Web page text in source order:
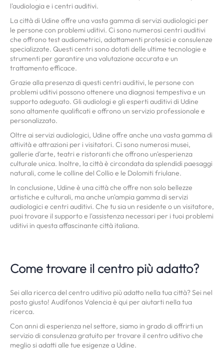
l'audiologia e i centri auditivi.
La città di Udine offre una vasta gamma di servizi audiologici per
le persone con problemi uditivi. Ci sono numerosi centri auditivi
che offrono test audiometrici, adattamenti protesici e consulenze
specializzate. Questi centri sono dotati delle ultime tecnologie e
strumenti per garantire una valutazione accurata e un
trattamento efficace.
Grazie alla presenza di questi centri auditivi, le persone con
problemi uditivi possono ottenere una diagnosi tempestiva e un
supporto adeguato. Gli audiologi e gli esperti auditivi di Udine
sono altamente qualificati e offrono un servizio professionale e
personalizzato.
Oltre ai servizi audiologici, Udine offre anche una vasta gamma di
attività e attrazioni per i visitatori. Ci sono numerosi musei,
gallerie d'arte, teatri e ristoranti che offrono un'esperienza
culturale unica. Inoltre, la città è circondata da splendidi paesaggi
naturali, come le colline del Collio e le Dolomiti friulane.
In conclusione, Udine è una città che offre non solo bellezze
artistiche e culturali, ma anche un'ampia gamma di servizi
audiologici e centri auditivi. Che tu sia un residente o un visitatore,
puoi trovare il supporto e l'assistenza necessari per i tuoi problemi
uditivi in questa affascinante città italiana.
Come trovare il centro più adatto?
Sei alla ricerca del centro uditivo più adatto nella tua città? Sei nel
posto giusto! Audífonos Valencia è qui per aiutarti nella tua
ricerca.
Con anni di esperienza nel settore, siamo in grado di offrirti un
servizio di consulenza gratuito per trovare il centro uditivo che
meglio si adatti alle tue esigenze a Udine.